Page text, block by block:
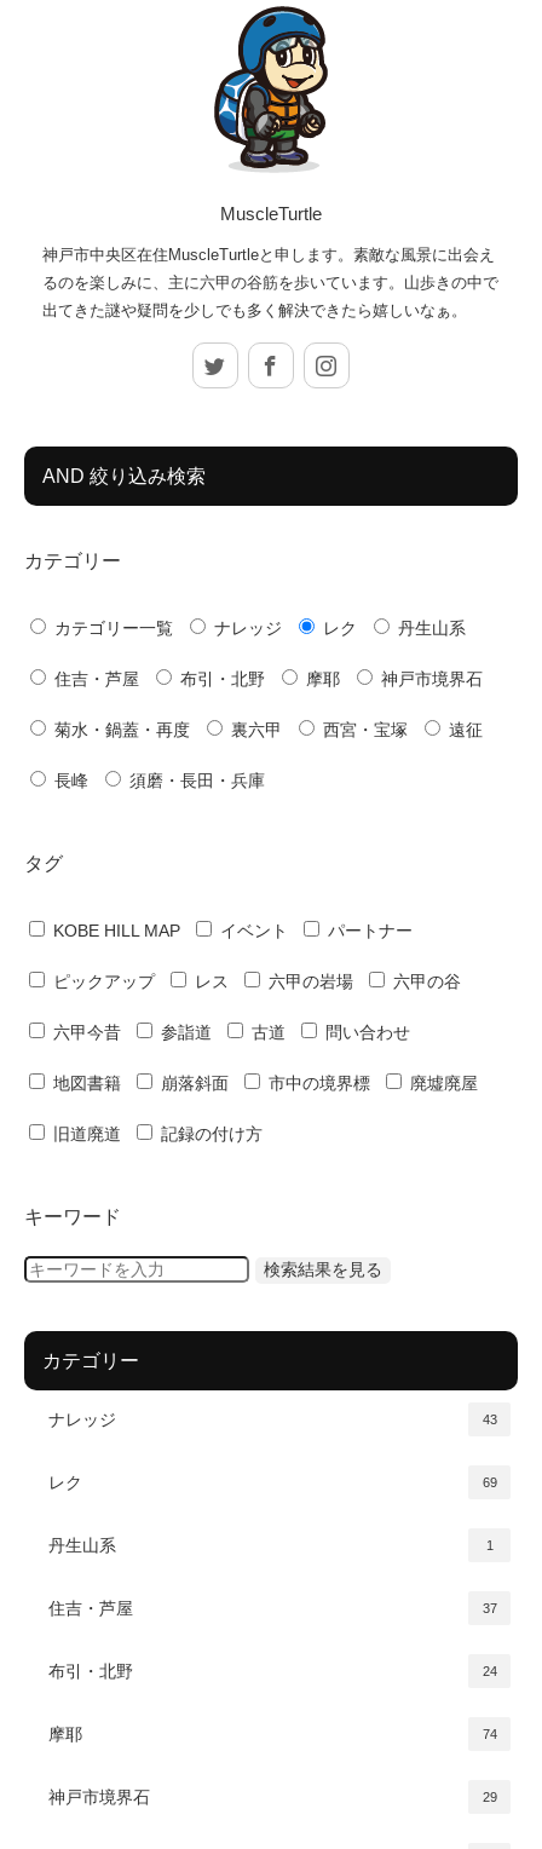
MuscleTurtle
神戸市中央区在住MuscleTurtleと申します。素敵な風景に出会え
るのを楽しみに、主に六甲の谷筋を歩いています。山歩きの中で
出てきた謎や疑問を少しでも多く解決できたら嬉しいなぁ。
Twitter FacebookInstagram
AND 絞り込み検索
カテゴリー
カテゴリー一覧 ナレッジ レク 丹生山系
住吉・芦屋 布引・北野 摩耶 神戸市境界石
菊水・鍋蓋・再度 裏六甲 西宮・宝塚 遠征
長峰 須磨・長田・兵庫
タグ
KOBE HILL MAP イベント パートナー
ピックアップ レス 六甲の岩場 六甲の谷
六甲今昔 参詣道 古道 問い合わせ
地図書籍 崩落斜面 市中の境界標 廃墟廃屋
旧道廃道 記録の付け方
キーワード
カテゴリー
ナレッジ 43
レク 69
丹生山系 1
住吉・芦屋 37
布引・北野 24
摩耶 74
神戸市境界石 29